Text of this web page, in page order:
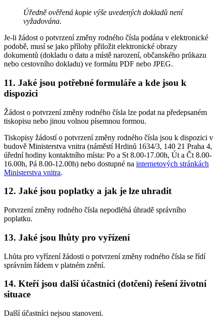
Úředně ověřená kopie výše uvedených dokladů není
vyžadována.
Je-li žádost o potvrzení změny rodného čísla podána v elektronické
podobě, musí se jako přílohy přiložit elektronické obrazy
dokumentů (dokladu o datu a místě narození, občanského průkazu
nebo cestovního dokladu) ve formátu PDF nebo JPEG.
11. Jaké jsou potřebné formuláře a kde jsou k
dispozici
Žádost o potvrzení změny rodného čísla lze podat na předepsaném
tiskopisu nebo jinou volnou písemnou formou.
Tiskopisy žádostí o potvrzení změny rodného čísla jsou k dispozici v
budově Ministerstva vnitra (náměstí Hrdinů 1634/3, 140 21 Praha 4,
úřední hodiny kontaktního místa: Po a St 8.00-17.00h, Út a Čt 8.00-
16.00h, Pá 8.00-12.00h) nebo dostupné na internetových stránkách
Ministerstva vnitra.
12. Jaké jsou poplatky a jak je lze uhradit
Potvrzení změny rodného čísla nepodléhá úhradě správního
poplatku.
13. Jaké jsou lhůty pro vyřízení
Lhůta pro vyřízení žádosti o potvrzení změny rodného čísla se řídí
správním řádem v platném znění.
14. Kteří jsou další účastníci (dotčení) řešení životní
situace
Další účastníci nejsou stanoveni.